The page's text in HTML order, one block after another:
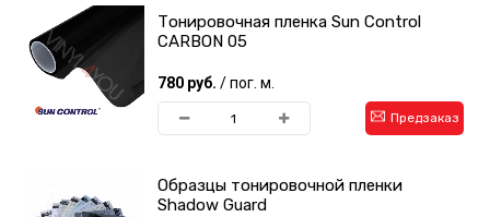
Тонировочная пленка Sun Control
CARBON 05
780 руб. / пог. м.
Предзаказ
Образцы тонировочной пленки
Shadow Guard